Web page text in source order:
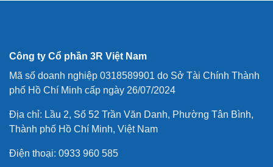
Công ty Cổ phần 3R Việt Nam
Mã số doanh nghiệp 0318589901 do Sở Tài Chính Thành
phố Hồ Chí Minh cấp ngày 26/07/2024
Địa chỉ: Lầu 2, Số 52 Trần Văn Danh, Phường Tân Bình,
Thành phố Hồ Chí Minh, Việt Nam
Điện thoại: 0933 960 585